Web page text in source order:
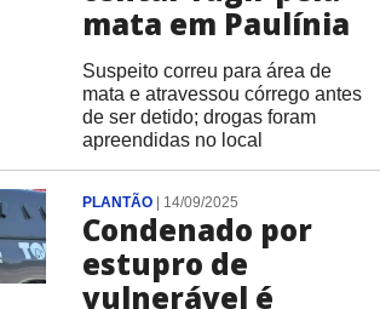
mata em Paulínia
Suspeito correu para área de
mata e atravessou córrego antes
de ser detido; drogas foram
apreendidas no local
PLANTÃO| 14/09/2025
Condenado por
estupro de
vulnerável é